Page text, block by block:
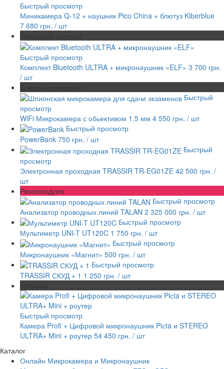
Быстрый просмотр
Миникамера Q-12 + наушник Pico China + блютуз Kiberblue
7 680 грн. / шт
Быстрый просмотр
Комплект Bluetooth ULTRA + микронаушник «ELF» 3 700 грн.
/ шт
Быстрый
просмотр
WiFi Микрокамера с обьективом 1.5 мм 4 550 грн. / шт
Быстрый просмотр
PowerBank 750 грн. / шт
Быстрый
просмотр
Электронная проходная TRASSIR TR-EG01ZE 42 500 грн. /
шт
Рекомендуем
Быстрый просмотр
Анализатор проводных линий TALAN 2 325 000 грн. / шт
Быстрый просмотр
Мультиметр UNI-T UT120C 1 750 грн. / шт
Быстрый просмотр
Микронаушник «Магнит» 500 грн. / шт
Быстрый просмотр
TRASSIR СКУД + 1 1 250 грн. / шт
Быстрый просмотр
Камера Profi + Цифровой микронаушник Piсta и STEREO
ULTRA+ Mini + роутер 54 450 грн. / шт
Каталог
Онлайн Микрокамера и Микронаушник